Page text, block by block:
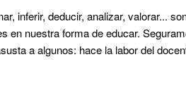
inferir, deducir, analizar, valorar...
en nuestra forma de educar.
a algunos: hace la labor del